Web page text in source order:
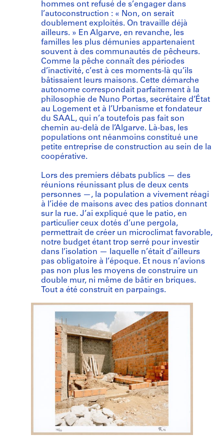
hommes ont refusé de s’engager dans
l’autoconstruction : « Non, on serait
doublement exploités. On travaille déjà
ailleurs. » En Algarve, en revanche, les
familles les plus démunies appartenaient
souvent à des communautés de pêcheurs.
Comme la pêche connaît des périodes
d’inactivité, c’est à ces moments-là qu’ils
bâtissaient leurs maisons. Cette démarche
autonome correspondait parfaitement à la
philosophie de Nuno Portas, secrétaire d’État
au Logement et à l’Urbanisme et fondateur
du SAAL, qui n’a toutefois pas fait son
chemin au-delà de l’Algarve. Là-bas, les
populations ont néanmoins constitué une
petite entreprise de construction au sein de la
coopérative.
Lors des premiers débats publics — des
réunions réunissant plus de deux cents
personnes —, la population a vivement réagi
à l’idée de maisons avec des patios donnant
sur la rue. J’ai expliqué que le patio, en
particulier ceux dotés d’une pergola,
permettrait de créer un microclimat favorable,
notre budget étant trop serré pour investir
dans l’isolation — laquelle n’était d’ailleurs
pas obligatoire à l’époque. Et nous n’avions
pas non plus les moyens de construire un
double mur, ni même de bâtir en briques.
Tout a été construit en parpaings.